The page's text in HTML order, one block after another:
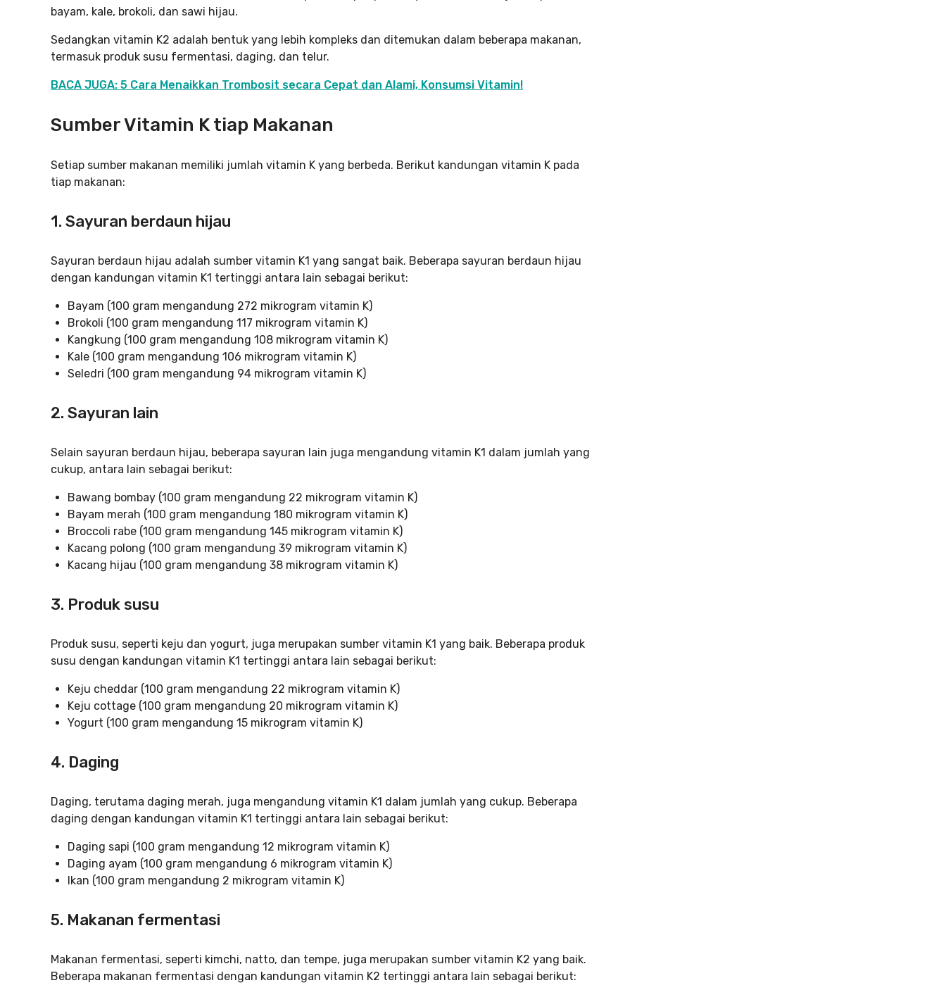
bayam, kale, brokoli, dan sawi hijau.
Sedangkan vitamin K2 adalah bentuk yang lebih kompleks dan ditemukan dalam beberapa makanan,
termasuk produk susu fermentasi, daging, dan telur.
BACA JUGA: 5 Cara Menaikkan Trombosit secara Cepat dan Alami, Konsumsi Vitamin!
Sumber Vitamin K tiap Makanan
Setiap sumber makanan memiliki jumlah vitamin K yang berbeda. Berikut kandungan vitamin K pada
tiap makanan:
1. Sayuran berdaun hijau
Sayuran berdaun hijau adalah sumber vitamin K1 yang sangat baik. Beberapa sayuran berdaun hijau
dengan kandungan vitamin K1 tertinggi antara lain sebagai berikut:
Bayam (100 gram mengandung 272 mikrogram vitamin K)
Brokoli (100 gram mengandung 117 mikrogram vitamin K)
Kangkung (100 gram mengandung 108 mikrogram vitamin K)
Kale (100 gram mengandung 106 mikrogram vitamin K)
Seledri (100 gram mengandung 94 mikrogram vitamin K)
2. Sayuran lain
Selain sayuran berdaun hijau, beberapa sayuran lain juga mengandung vitamin K1 dalam jumlah yang
cukup, antara lain sebagai berikut:
Bawang bombay (100 gram mengandung 22 mikrogram vitamin K)
Bayam merah (100 gram mengandung 180 mikrogram vitamin K)
Broccoli rabe (100 gram mengandung 145 mikrogram vitamin K)
Kacang polong (100 gram mengandung 39 mikrogram vitamin K)
Kacang hijau (100 gram mengandung 38 mikrogram vitamin K)
3. Produk susu
Produk susu, seperti keju dan yogurt, juga merupakan sumber vitamin K1 yang baik. Beberapa produk
susu dengan kandungan vitamin K1 tertinggi antara lain sebagai berikut:
Keju cheddar (100 gram mengandung 22 mikrogram vitamin K)
Keju cottage (100 gram mengandung 20 mikrogram vitamin K)
Yogurt (100 gram mengandung 15 mikrogram vitamin K)
4. Daging
Daging, terutama daging merah, juga mengandung vitamin K1 dalam jumlah yang cukup. Beberapa
daging dengan kandungan vitamin K1 tertinggi antara lain sebagai berikut:
Daging sapi (100 gram mengandung 12 mikrogram vitamin K)
Daging ayam (100 gram mengandung 6 mikrogram vitamin K)
Ikan (100 gram mengandung 2 mikrogram vitamin K)
5. Makanan fermentasi
Makanan fermentasi, seperti kimchi, natto, dan tempe, juga merupakan sumber vitamin K2 yang baik.
Beberapa makanan fermentasi dengan kandungan vitamin K2 tertinggi antara lain sebagai berikut: